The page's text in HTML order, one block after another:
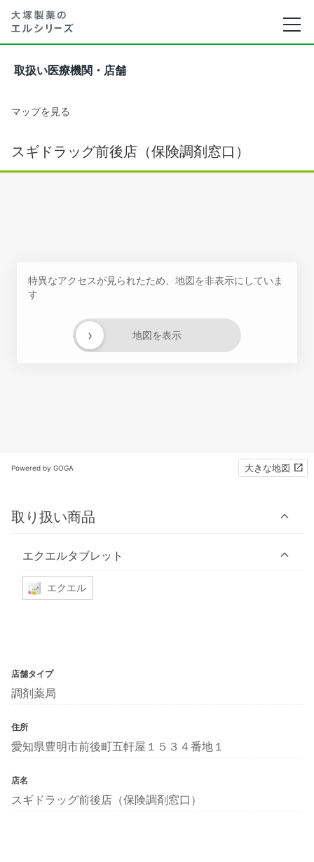
取扱い医療機関・店舗
マップを見る
スギドラッグ前後店（保険調剤窓口）
特異なアクセスが見られたため、地図を非表示にしていま
す
地図を表示
›
Powered by GOGA 大きな地図
取り扱い商品
エクエルタブレット
エクエル
店舗タイプ
調剤薬局
住所
愛知県豊明市前後町五軒屋１５３４番地１
店名
スギドラッグ前後店（保険調剤窓口）